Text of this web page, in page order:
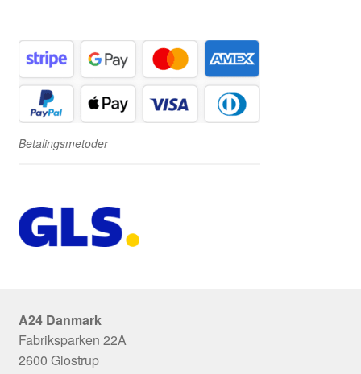
Betalingsmetoder
A24 Danmark
Fabriksparken 22A
2600 Glostrup